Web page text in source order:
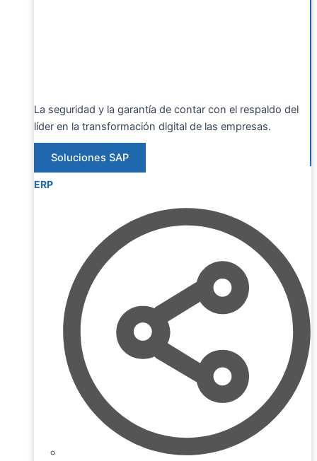
La seguridad y la garantía de contar con el respaldo del
líder en la transformación digital de las empresas.
Soluciones SAP
ERP